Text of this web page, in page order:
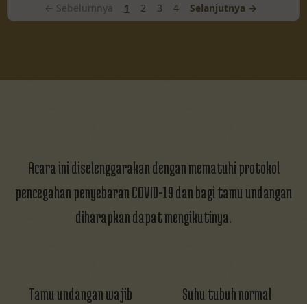
← Sebelumnya 1 2 3 4 Selanjutnya →
Acara ini diselenggarakan dengan mematuhi protokol
pencegahan penyebaran COVID-19 dan bagi tamu undangan
diharapkan dapat mengikutinya.
Tamu undangan wajib
Suhu tubuh normal